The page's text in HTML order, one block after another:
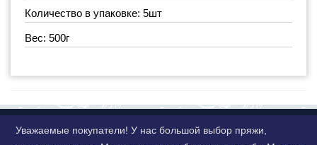
Количество в упаковке: 5шт
Вес: 500г
Уважаемые покупатели! У нас большой выбор пряжи,